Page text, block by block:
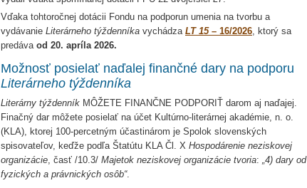
Vďaka tohtoročnej dotácii Fondu na podporun umenia na tvorbu a
vydávanie Literárneho týždenníka vychádza LT 15– 16/2026, ktorý sa
predáva od 20. apríla 2026.
Možnosť posielať naďalej finančné dary na podporu
Literárneho týždenníka
Literárny týždenník MÔŽETE FINANČNE PODPORIŤ darom aj naďajej.
Finačný dar môžete posielať na účet Kultúrno-literárnej akadémie, n. o.
(KLA), ktorej 100-percetným účastinárom je Spolok slovenských
spisovateľov, keďže podľa Štatútu KLA Čl. X Hospodárenie neziskovej
organizácie, časť /10.3/ Majetok neziskovej organizácie tvoria: „4) dary od
fyzických a právnických osôb“.